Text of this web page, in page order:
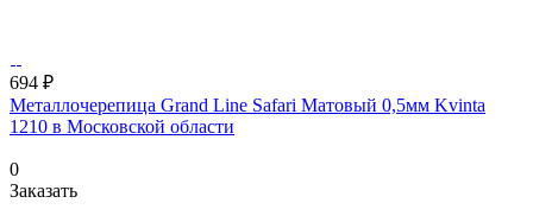
694 ₽
Металлочерепица Grand Line Safari Матовый 0,5мм Kvinta
1210 в Московской области
0
Заказать